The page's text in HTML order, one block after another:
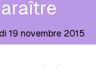
19 novembre 2015